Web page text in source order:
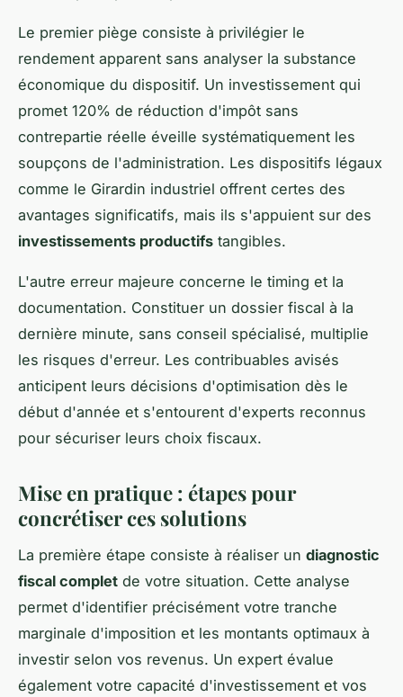
Le premier piège consiste à privilégier le
rendement apparent sans analyser la substance
économique du dispositif. Un investissement qui
promet 120% de réduction d'impôt sans
contrepartie réelle éveille systématiquement les
soupçons de l'administration. Les dispositifs légaux
comme le Girardin industriel offrent certes des
avantages significatifs, mais ils s'appuient sur des
investissements productifs tangibles.
L'autre erreur majeure concerne le timing et la
documentation. Constituer un dossier fiscal à la
dernière minute, sans conseil spécialisé, multiplie
les risques d'erreur. Les contribuables avisés
anticipent leurs décisions d'optimisation dès le
début d'année et s'entourent d'experts reconnus
pour sécuriser leurs choix fiscaux.
Mise en pratique : étapes pour
concrétiser ces solutions
La première étape consiste à réaliser un diagnostic
fiscal complet de votre situation. Cette analyse
permet d'identifier précisément votre tranche
marginale d'imposition et les montants optimaux à
investir selon vos revenus. Un expert évalue
également votre capacité d'investissement et vos